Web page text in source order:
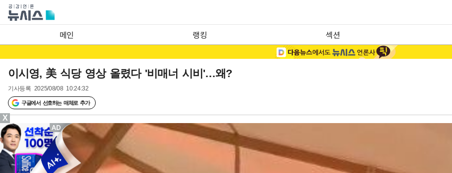
메인 랭킹 섹션
이시영, 美 식당 영상 올렸다 '비매너 시비'…왜?
기사등록 2025/08/08 10:24:32
구글에서 선호하는 매체로 추가
X